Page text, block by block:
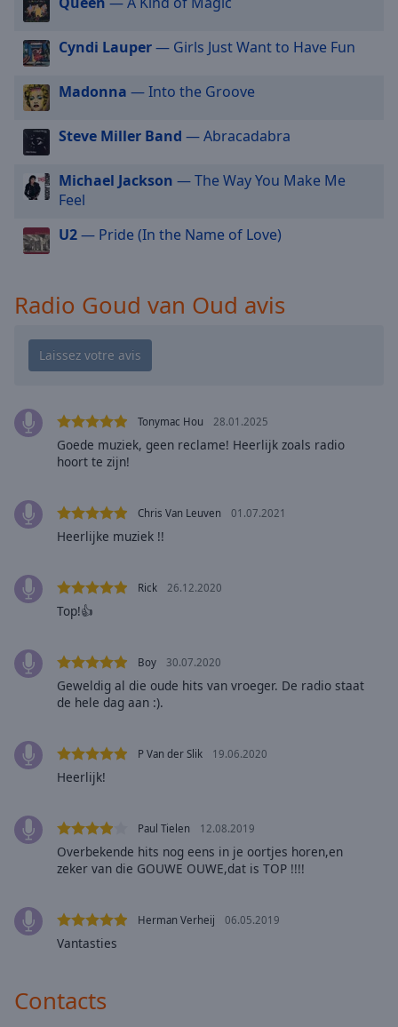
modal
Beginning
dialog
window.
Escape
cancel
and
the
window.
Color
Opacity
Background
Color
Background
Color
Font
Cyndi Lauper— Girls Just Want to Have Fun
Madonna — Into the Groove
Steve Miller Band — Abracadabra
Michael Jackson — The Way You Make Me
Feel
U2— Pride (In the Name of Love)
Radio Goud van Oud avis
Tonymac Hou 28.01.2025
Goede muziek, geen reclame! Heerlijk zoals radio
hoort te zijn!
Chris Van Leuven 01.07.2021
Heerlijke muziek !!
Rick 26.12.2020
Top!👍
Boy 30.07.2020
Geweldig al die oude hits van vroeger. De radio staat
de hele dag aan :).
P Van der Slik 19.06.2020
Heerlijk!
Paul Tielen 12.08.2019
Overbekende hits nog eens in je oortjes horen,en
zeker van die GOUWE OUWE,dat is TOP !!!!
Herman Verheij 06.05.2019
Vantasties
Contacts